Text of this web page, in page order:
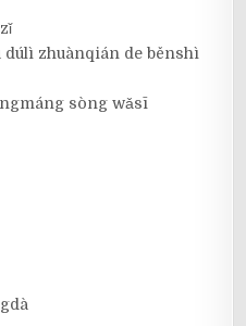
zhuànqián de běnshì
sòng wǎsī